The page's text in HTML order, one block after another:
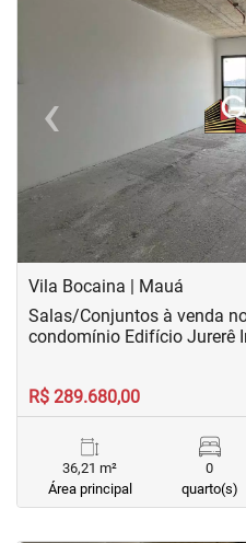
‹Previous
Vila Bocaina | Mauá
Salas/Conjuntos à venda
condomínio Edifício Jurerê
R$ 289.680,00
36,21 m²
Área principal
0
quarto(s)